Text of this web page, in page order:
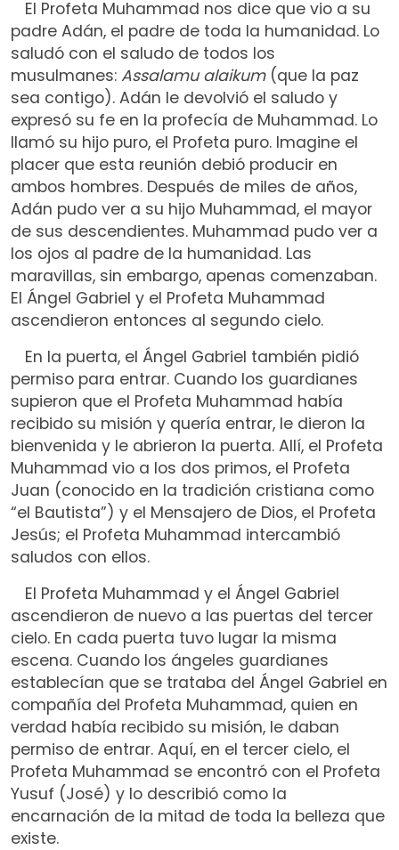
El Profeta Muhammad nos dice que vio a su
padre Adán, el padre de toda la humanidad. Lo
saludó con el saludo de todos los
musulmanes: Assalamu alaikum(que la paz
sea contigo). Adán le devolvió el saludo y
expresó su fe en la profecía de Muhammad. Lo
llamó su hijo puro, el Profeta puro. Imagine el
placer que esta reunión debió producir en
ambos hombres. Después de miles de años,
Adán pudo ver a su hijo Muhammad, el mayor
de sus descendientes. Muhammad pudo ver a
los ojos al padre de la humanidad. Las
maravillas, sin embargo, apenas comenzaban.
El Ángel Gabriel y el Profeta Muhammad
ascendieron entonces al segundo cielo.
En la puerta, el Ángel Gabriel también pidió
permiso para entrar. Cuando los guardianes
supieron que el Profeta Muhammad había
recibido su misión y quería entrar, le dieron la
bienvenida y le abrieron la puerta. Allí, el Profeta
Muhammad vio a los dos primos, el Profeta
Juan (conocido en la tradición cristiana como
“el Bautista”) y el Mensajero de Dios, el Profeta
Jesús; el Profeta Muhammad intercambió
saludos con ellos.
El Profeta Muhammad y el Ángel Gabriel
ascendieron de nuevo a las puertas del tercer
cielo. En cada puerta tuvo lugar la misma
escena. Cuando los ángeles guardianes
establecían que se trataba del Ángel Gabriel en
compañía del Profeta Muhammad, quien en
verdad había recibido su misión, le daban
permiso de entrar. Aquí, en el tercer cielo, el
Profeta Muhammad se encontró con el Profeta
Yusuf (José) y lo describió como la
encarnación de la mitad de toda la belleza que
existe.